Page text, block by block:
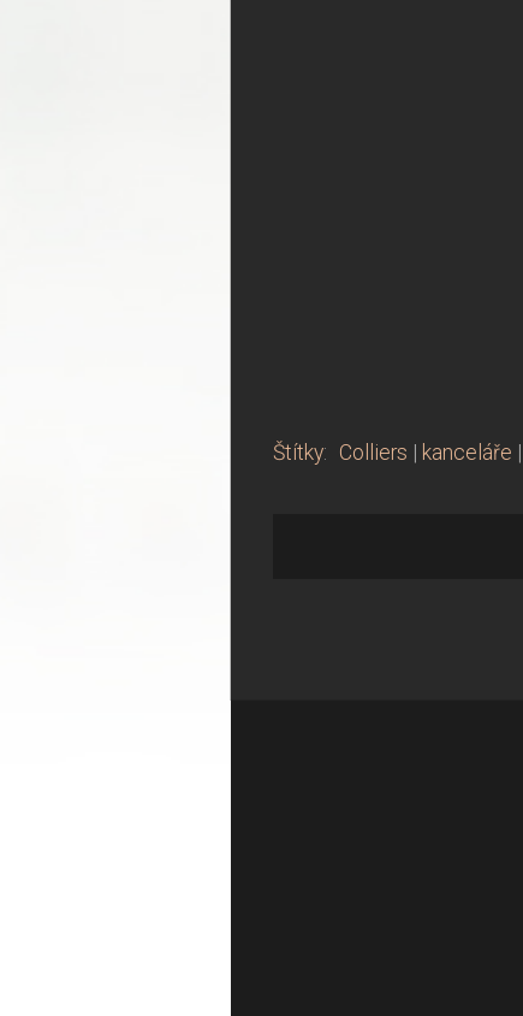
Štítky: Colliers kanceláře